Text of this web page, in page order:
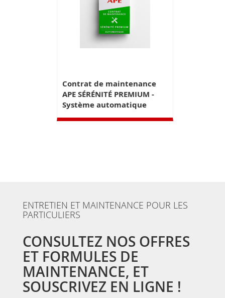
Contrat de maintenance
APE SÉRÉNITÉ PREMIUM -
Système automatique
ENTRETIEN ET MAINTENANCE POUR LES
PARTICULIERS
CONSULTEZ NOS OFFRES
ET FORMULES DE
MAINTENANCE, ET
SOUSCRIVEZ EN LIGNE !